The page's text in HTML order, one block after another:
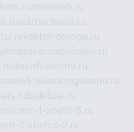
mishinlab.ru
starbucksvia.ru
vektor-doroga.ru
lenasever.ru lovinskix.ru
discofoxworld.ru
liura.ruglasspb.ru
bulkitula.ru
1-xbetti-5.ru
1-xbetcc-2.ru